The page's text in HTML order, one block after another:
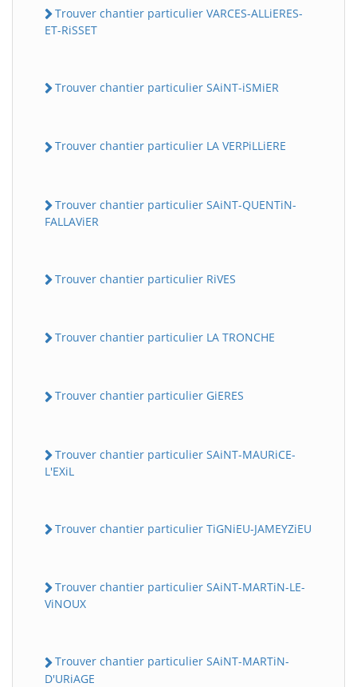
Trouver chantier particulier VARCES-ALLiERES-
ET-RiSSET
Trouver chantier particulier SAiNT-iSMiER
Trouver chantier particulier LA VERPiLLiERE
Trouver chantier particulier SAiNT-QUENTiN-
FALLAViER
Trouver chantier particulier RiVES
Trouver chantier particulier LA TRONCHE
Trouver chantier particulier GiERES
Trouver chantier particulier SAiNT-MAURiCE-
L'EXiL
Trouver chantier particulier TiGNiEU-JAMEYZiEU
Trouver chantier particulier SAiNT-MARTiN-LE-
ViNOUX
Trouver chantier particulier SAiNT-MARTiN-
D'URiAGE